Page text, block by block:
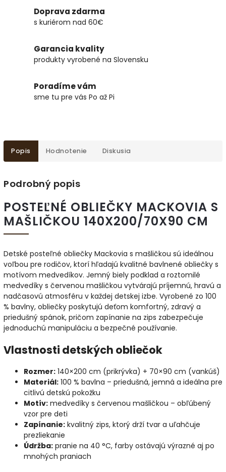
Doprava zdarma
s kuriérom nad 60€
Garancia kvality
produkty vyrobené na Slovensku
Poradíme vám
sme tu pre vás Po až Pi
Popis Hodnotenie Diskusia
Podrobný popis
POSTEĽNÉ OBLIEČKY MACKOVIA S
MAŠLIČKOU 140X200/70X90 CM
Detské posteľné obliečky Mackovia s mašličkou sú ideálnou
voľbou pre rodičov, ktorí hľadajú kvalitné bavlnené obliečky s
motívom medvedíkov. Jemný biely podklad a roztomilé
medvedíky s červenou mašličkou vytvárajú príjemnú, hravú a
nadčasovú atmosféru v každej detskej izbe. Vyrobené zo 100
% bavlny, obliečky poskytujú deťom komfortný, zdravý a
priedušný spánok, pričom zapínanie na zips zabezpečuje
jednoduchú manipuláciu a bezpečné používanie.
Vlastnosti detských obliečok
Rozmer: 140×200 cm (prikrývka) + 70×90 cm (vankúš)
Materiál: 100 % bavlna – priedušná, jemná a ideálna pre
citlivú detskú pokožku
Motív: medvedíky s červenou mašličkou – obľúbený
vzor pre deti
Zapínanie: kvalitný zips, ktorý drží tvar a uľahčuje
prezliekanie
Údržba: pranie na 40 °C, farby ostávajú výrazné aj po
mnohých praniach